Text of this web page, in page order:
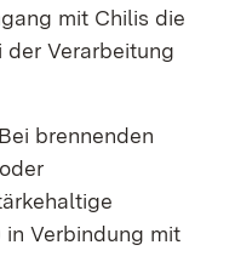
mit Chilis die
der Verarbeitung
brennenden
Verbindung mit